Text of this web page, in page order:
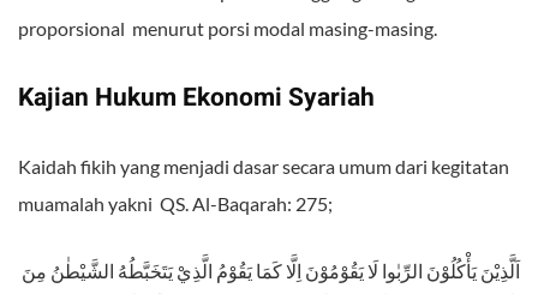
proporsional menurut porsi modal masing-masing.
Kajian Hukum Ekonomi Syariah
Kaidah fikih yang menjadi dasar secara umum dari kegitatan
muamalah yakni QS. Al-Baqarah: 275;
اَلَّذِيْنَ يَأْكُلُوْنَ الرِّبٰوا لَا يَقُوْمُوْنَ اِلَّا كَمَا يَقُوْمُ الَّذِيْ يَتَخَبَّطُهُ الشَّيْطٰنُ مِنَ